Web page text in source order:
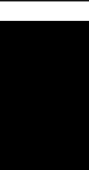
!!! Thank You